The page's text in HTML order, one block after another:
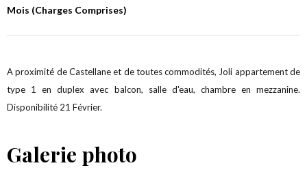
Mois (Charges Comprises)
A proximité de Castellane et de toutes commodités, Joli appartement de
type 1 en duplex avec balcon, salle d'eau, chambre en mezzanine.
Disponibilité 21 Février.
Galerie photo